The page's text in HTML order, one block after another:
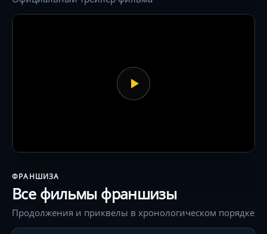
ФРАНШИЗА
Все фильмы франшизы
Продолжения и приквелы в хронологическом порядке